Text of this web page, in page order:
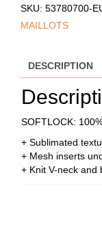
SKU: 53780700-
MAILLOTS
DESCRIPTION
SOFTLOCK:
+ Sublimated
+ Mesh inserts
+ Knit V-neck and